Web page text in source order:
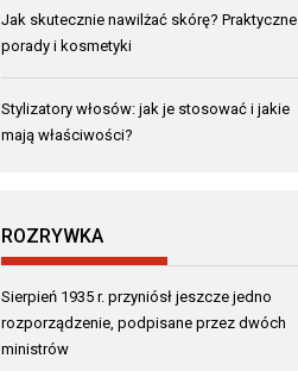
Jak skutecznie nawilżać skórę? Praktyczne
porady i kosmetyki
Stylizatory włosów: jak je stosować i jakie
mają właściwości?
ROZRYWKA
Sierpień 1935 r. przyniósł jeszcze jedno
rozporządzenie, podpisane przez dwóch
ministrów